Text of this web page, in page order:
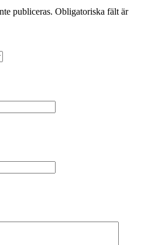
publiceras. Obligatoriska fält är